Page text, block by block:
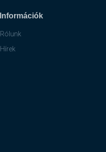
Információk
Rólunk
Hírek